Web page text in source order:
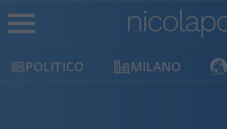
POLITICO MILANO